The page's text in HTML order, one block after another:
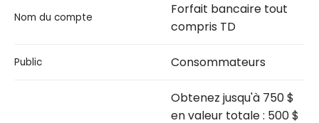
Nom du compte
Forfait bancaire tout
compris TD
Public Consommateurs
Obtenez jusqu'à 750 $
en valeur totale : 500 $